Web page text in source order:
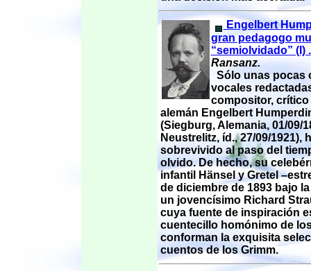
Engelbert
gran pedagogo
“semiolvidado” (I) .
Ransanz.
Sólo unas pocas
vocales
compositor,
alemán Engelbert
(Siegburg, Alemania, 01/09/
Neustrelitz, íd., 27/09/1921),
sobrevivido al paso del
olvido. De hecho, su
infantil Hänsel y Gretel
de diciembre de 1893 bajo
un jovencísimo Richard
cuya fuente de inspiración
cuentecillo homónimo de
conforman la exquisita
cuentos de los Grimm.